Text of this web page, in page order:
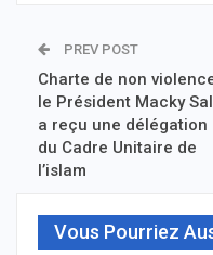
PREV POST
Charte de non
le Président Macky
a reçu une délégation
du Cadre Unitaire de
l’islam
Vous Pourriez